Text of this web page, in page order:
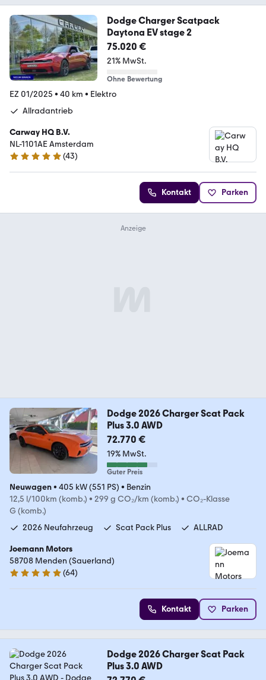
Dodge Charger Scatpack
Daytona EV stage 2
75.020 €
21% MwSt.
Ohne Bewertung
EZ 01/2025 • 40 km • Elektro
Allradantrieb
Carway HQ B.V.
NL-1101AE Amsterdam
5 Sterne
(43)
Kontakt Parken
Dodge 2026 Charger Scat Pack
Plus 3.0 AWD
72.770 €
19% MwSt.
Guter Preis
Neuwagen• 405 kW (551 PS) • Benzin
12,5 l/100km (komb.) • 299 g CO₂/km (komb.) • CO₂-Klasse
G (komb.)
2026 Neufahrzeug
Scat Pack Plus ALLRAD
Joemann Motors
58708 Menden (Sauerland)
4.8 Sterne
(64)
Kontakt Parken
Dodge 2026 Charger Scat Pack
Plus 3.0 AWD